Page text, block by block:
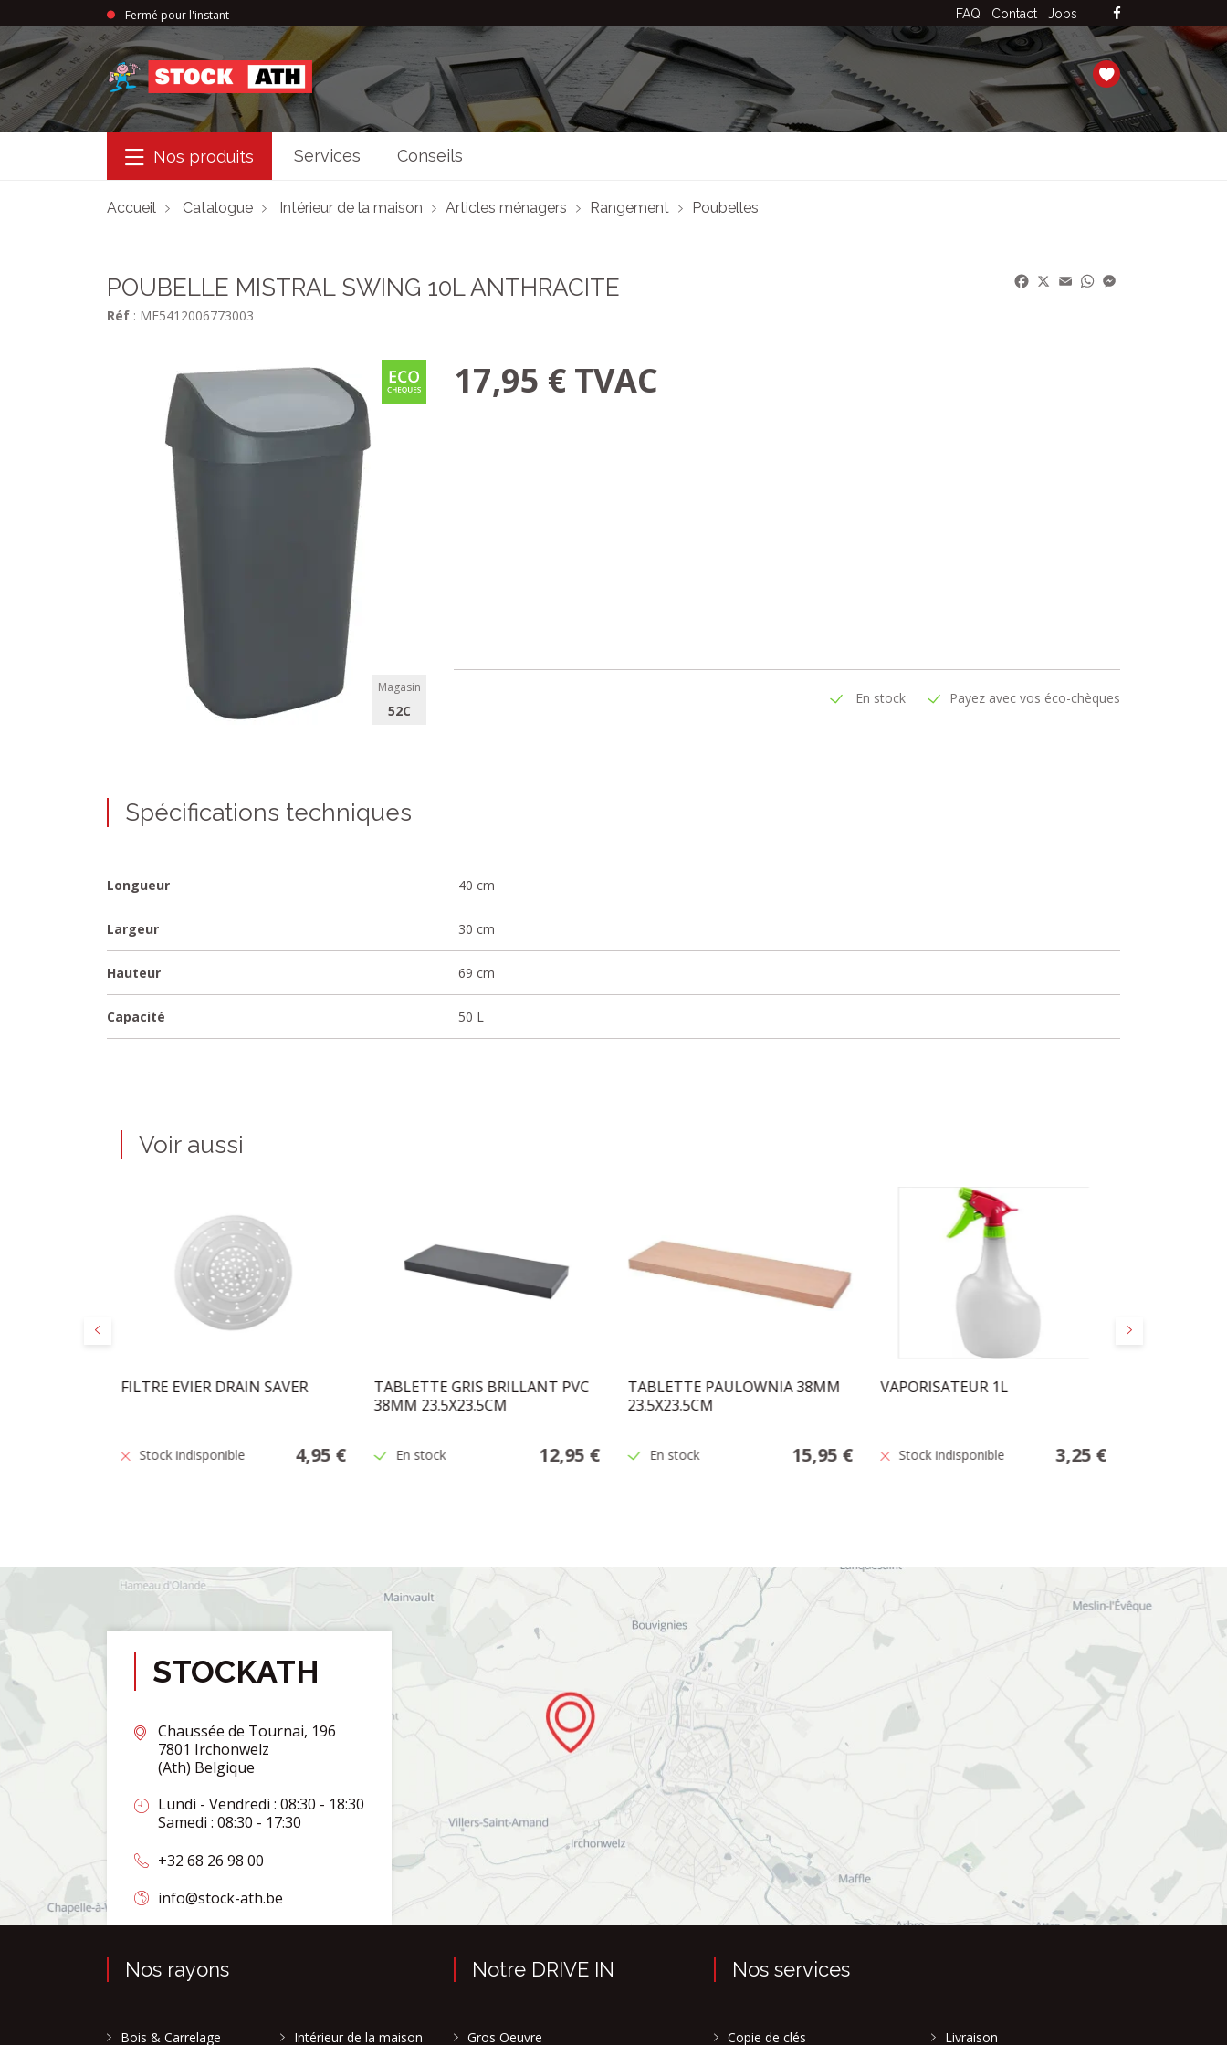
Fermé pour l'instant FAQ Contact Jobs
StockAth
Nos produits Services Conseils
Accueil Catalogue Intérieur de la maison Articles ménagers Rangement Poubelles
POUBELLE MISTRAL SWING 10L ANTHRACITE
Réf : ME5412006773003
Facebook
X EmailWhatsApp
Magasin
52C
17,95 € TVAC
En stock Payez avec vos éco-chèques
Spécifications techniques
Longueur 40 cm
Largeur 30 cm
Hauteur 69 cm
Capacité 50 L
Voir aussi
Suivant
FILTRE EVIER DRAIN SAVER
Stock indisponible 4,95 €
TABLETTE GRIS BRILLANT PVC
38MM 23.5X23.5CM
En stock 12,95 €
TABLETTE PAULOWNIA 38MM
23.5X23.5CM
En stock 15,95 €
VAPORISATEUR 1L
Stock indisponible 3,25 €
STOCKATH
Chaussée de Tournai, 196
7801 Irchonwelz
(Ath) Belgique
Lundi - Vendredi : 08:30 - 18:30
Samedi : 08:30 - 17:30
+32 68 26 98 00
info@stock-ath.be
Nos rayons
Bois & Carrelage Intérieur de la maison
Notre DRIVE IN
Gros Oeuvre
Nos services
Copie de clés Livraison